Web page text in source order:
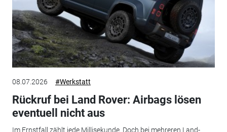
08.07.2026 #Werkstatt
Rückruf bei Land Rover: Airbags lösen
eventuell nicht aus
Im Ernstfall zählt jede Millisekunde. Doch bei mehreren Land-